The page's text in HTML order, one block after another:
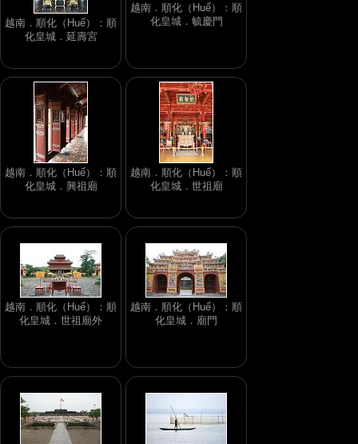
越南．順化（Huế）：順
化皇城．延壽宮
越南．順化（Huế）：順
化皇城．毓慶門
越南．順化（Huế）：順
化皇城．興祖廟
越南．順化（Huế）：順
化皇城．世祖廟
越南．順化（Huế）：順
化皇城．世祖廟外
越南．順化（Huế）：順
化皇城．廟門